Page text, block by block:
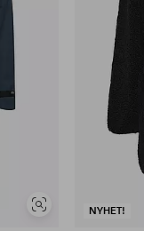
Vis
NYHET!